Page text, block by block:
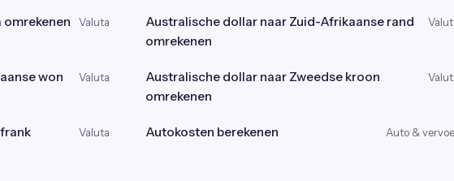
Valuta
Australische dollar naar Zuid-Afrikaanse rand
omrekenen
won
Valuta
Australische dollar naar Zweedse kroon
omrekenen
Valuta Autokosten berekenen Auto &